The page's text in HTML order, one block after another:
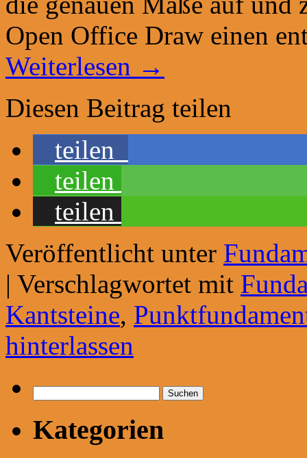
Open Office Draw einen
Weiterlesen →
Diesen Beitrag teilen
teilen
teilen
teilen
Veröffentlicht unter
| Verschlagwortet mit
Kantsteine,
hinterlassen
nach:
Kategorien